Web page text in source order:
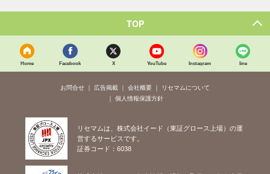
TOP
Home Facebook X YouTube Instagram line
お問合せ 広告掲載 会社概要
リセマムについて
個人情報保護方針
リセマムは、株式会社イード（東証グロース上場）の運
営するサービスです。
証券コード：6038